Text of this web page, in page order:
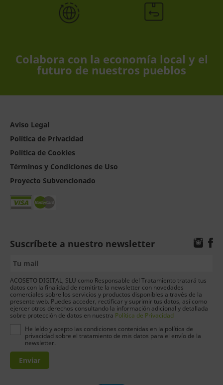
Colabora con la economía local y el
futuro de nuestros pueblos
Aviso Legal
Política de Privacidad
Política de Cookies
Términos y Condiciones de Uso
Proyecto Subvencionado
Suscríbete a nuestro newsletter
ACOSETO DIGITAL, SLU como Responsable del Tratamiento tratará tus
datos con la finalidad de remitirte la newsletter con novedades
comerciales sobre los servicios y productos disponibles a través de la
presente web. Puedes acceder, rectificar y suprimir tus datos, así como
ejercer otros derechos consultando la información adicional y detallada
sobre protección de datos en nuestra Política de Privacidad
He leído y acepto las condiciones contenidas en la política de
privacidad sobre el tratamiento de mis datos para el envío de la
newsletter.
Enviar